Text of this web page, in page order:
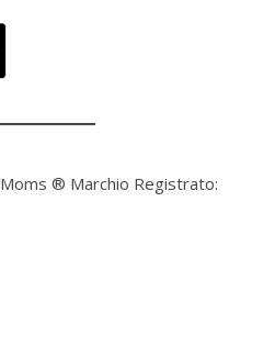
® Marchio Registrato: